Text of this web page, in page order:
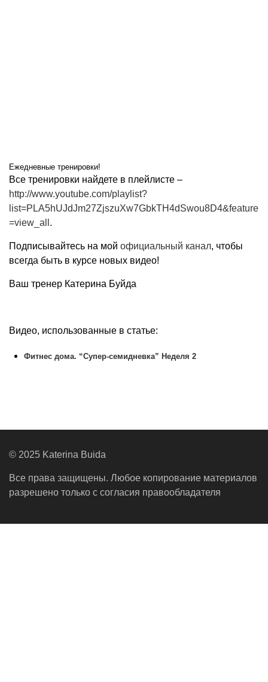
Ежедневные тренировки!
Все тренировки найдете в плейлисте –
http://www.youtube.com/playlist?
list=PLA5hUJdJm27ZjszuXw7GbkTH4dSwou8D4&feature
=view_all .
Подписывайтесь на мой официальный канал, чтобы
всегда быть в курсе новых видео!
Ваш тренер Катерина Буйда
Видео, использованные в статье:
Фитнес дома. “Супер-семидневка” Неделя 2
© 2025 Katerina Buida
Все права защищены. Любое копирование материалов
разрешено только с согласия правообладателя